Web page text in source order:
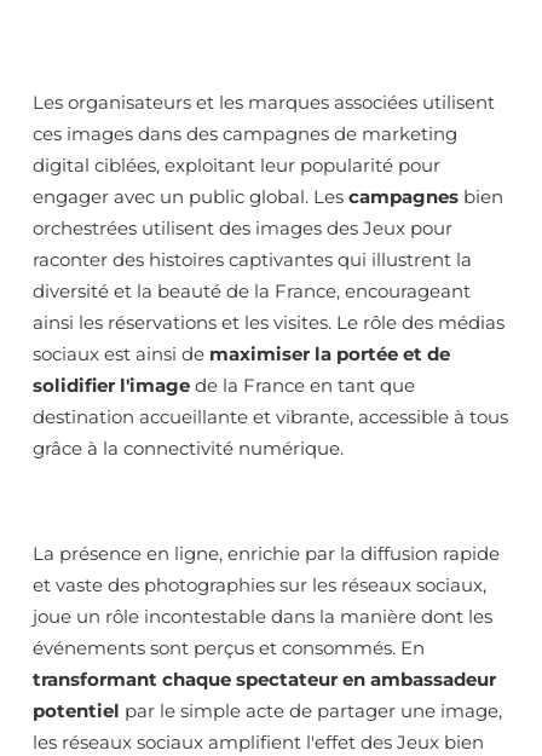
Les organisateurs et les marques associées utilisent
ces images dans des campagnes de marketing
digital ciblées, exploitant leur popularité pour
engager avec un public global. Les campagnes bien
orchestrées utilisent des images des Jeux pour
raconter des histoires captivantes qui illustrent la
diversité et la beauté de la France, encourageant
ainsi les réservations et les visites. Le rôle des médias
sociaux est ainsi de maximiser la portée et de
solidifier l'image de la France en tant que
destination accueillante et vibrante, accessible à tous
grâce à la connectivité numérique.
La présence en ligne, enrichie par la diffusion rapide
et vaste des photographies sur les réseaux sociaux,
joue un rôle incontestable dans la manière dont les
événements sont perçus et consommés. En
transformant chaque spectateur en ambassadeur
potentiel par le simple acte de partager une image,
les réseaux sociaux amplifient l'effet des Jeux bien